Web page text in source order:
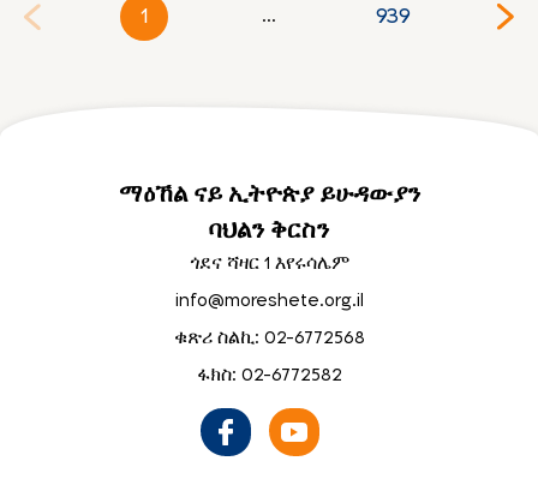
1 ... 939
ማዕኸል ናይ ኢትዮጵያ ይሁዳውያን
ባህልን ቅርስን
ጎደና ሻዛር 1 እየሩሳሌም
info@moreshete.org.il
ቁጽሪ ስልኪ: 02-6772568
ፋክስ: 02-6772582